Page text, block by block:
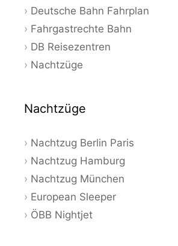
Deutsche Bahn Fahrplan
Fahrgastrechte Bahn
DB Reisezentren
Nachtzüge
Nachtzüge
Nachtzug Berlin Paris
Nachtzug Hamburg
Nachtzug München
European Sleeper
ÖBB Nightjet